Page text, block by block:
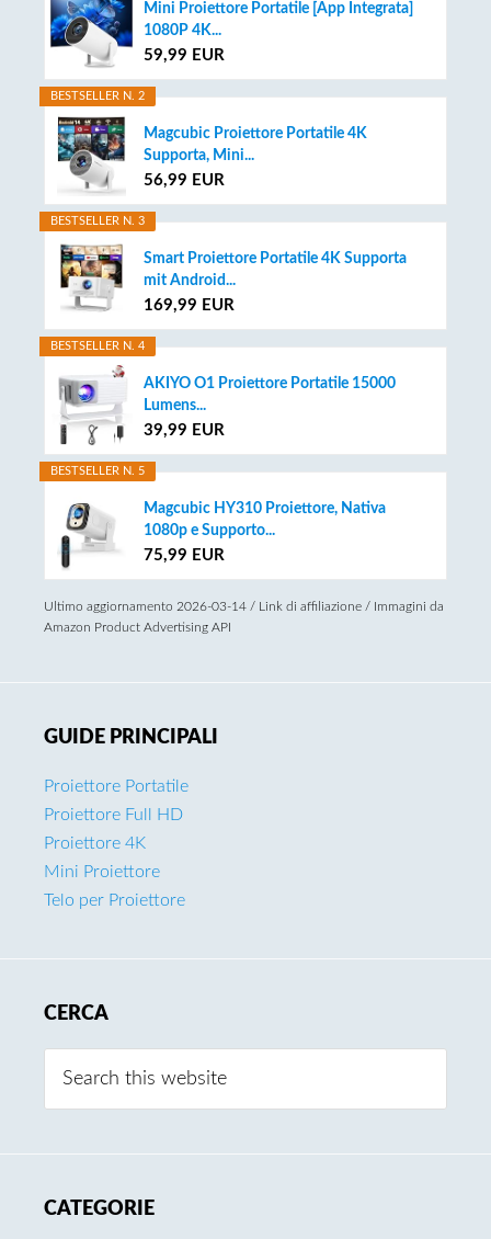
Mini Proiettore Portatile [App Integrata]
1080P 4K...
59,99 EUR
BESTSELLER N. 2
Magcubic Proiettore Portatile 4K
Supporta, Mini...
56,99 EUR
BESTSELLER N. 3
Smart Proiettore Portatile 4K Supporta
mit Android...
169,99 EUR
BESTSELLER N. 4
AKIYO O1 Proiettore Portatile 15000
Lumens...
39,99 EUR
BESTSELLER N. 5
Magcubic HY310 Proiettore, Nativa
1080p e Supporto...
75,99 EUR
Ultimo aggiornamento 2026-03-14 / Link di affiliazione / Immagini da
Amazon Product Advertising API
GUIDE PRINCIPALI
Proiettore Portatile
Proiettore Full HD
Proiettore 4K
Mini Proiettore
Telo per Proiettore
CERCA
this
CATEGORIE